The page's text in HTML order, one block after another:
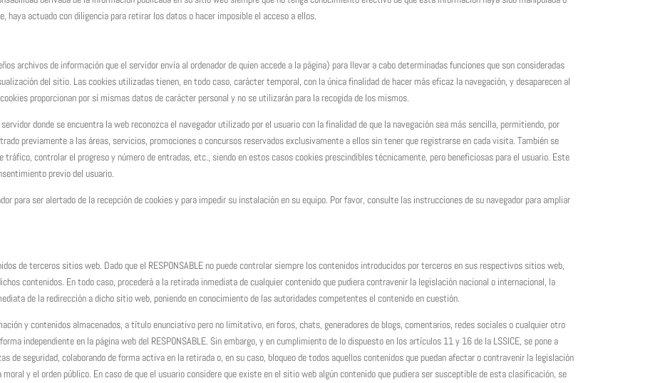
haya actuado con diligencia para retirar los datos o hacer imposible el acceso a ellos.
archivos de información que el servidor envía al ordenador de quien accede a la página) para llevar a cabo determinadas funciones que son consideradas
del sitio. Las cookies utilizadas tienen, en todo caso, carácter temporal, con la única finalidad de hacer más eficaz la navegación, y desaparecen al
proporcionan por sí mismas datos de carácter personal y no se utilizarán para la recogida de los mismos.
donde se encuentra la web reconozca el navegador utilizado por el usuario con la finalidad de que la navegación sea más sencilla, permitiendo, por
previamente a las áreas, servicios, promociones o concursos reservados exclusivamente a ellos sin tener que registrarse en cada visita. También se
tráfico, controlar el progreso y número de entradas, etc., siendo en estos casos cookies prescindibles técnicamente, pero beneficiosas para el usuario. Este
previo del usuario.
para ser alertado de la recepción de cookies y para impedir su instalación en su equipo. Por favor, consulte las instrucciones de su navegador para ampliar
de terceros sitios web. Dado que el RESPONSABLE no puede controlar siempre los contenidos introducidos por terceros en sus respectivos sitios web,
contenidos. En todo caso, procederá a la retirada inmediata de cualquier contenido que pudiera contravenir la legislación nacional o internacional, la
de la redirección a dicho sitio web, poniendo en conocimiento de las autoridades competentes el contenido en cuestión.
y contenidos almacenados, a título enunciativo pero no limitativo, en foros, chats, generadores de blogs, comentarios, redes sociales o cualquier otro
independiente en la página web del RESPONSABLE. Sin embargo, y en cumplimiento de lo dispuesto en los artículos 11 y 16 de la LSSICE, se pone a
de seguridad, colaborando de forma activa en la retirada o, en su caso, bloqueo de todos aquellos contenidos que puedan afectar o contravenir la legislación
y el orden público. En caso de que el usuario considere que existe en el sitio web algún contenido que pudiera ser susceptible de esta clasificación, se